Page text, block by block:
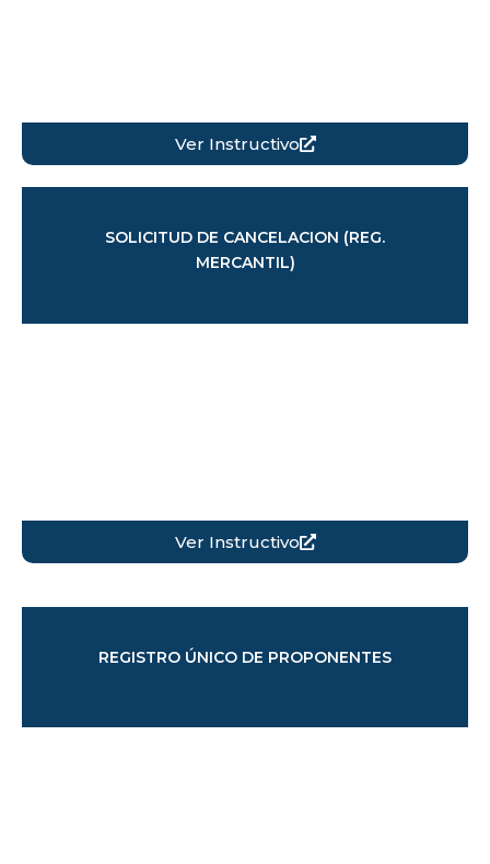
Ver Instructivo
SOLICITUD DE CANCELACION (REG.
MERCANTIL)
Ver Instructivo
REGISTRO ÚNICO DE PROPONENTES